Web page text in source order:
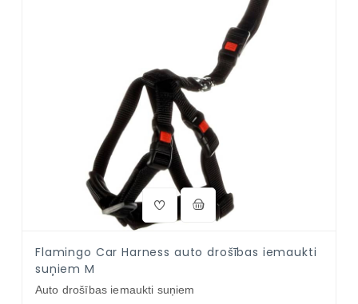
Flamingo Car Harness auto drošības iemaukti
suņiem M
Auto drošības iemaukti suņiem